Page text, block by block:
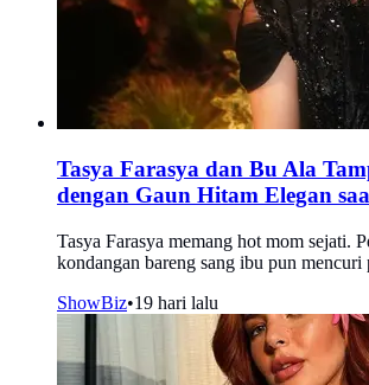
Tasya Farasya dan Bu Ala
dengan Gaun Hitam Elegan
Tasya Farasya memang hot mom sejati.
kondangan bareng sang ibu pun mencuri
ShowBiz•19 hari lalu